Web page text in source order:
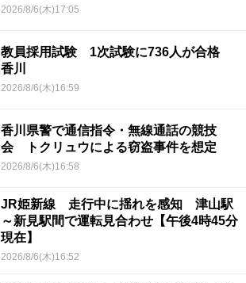
2026/8/6(木)17:05
教員採用試験 1次試験に736人が合格
香川
2026/8/6(木)16:59
香川県警で通信指令・無線通話の競技
会 トクリュウによる窃盗事件を想定
2026/8/6(木)16:58
JR姫新線 走行中に揺れを感知 津山駅
～新見駅間で運転見合わせ【午後4時45分
現在】
2026/8/6(木)16:52